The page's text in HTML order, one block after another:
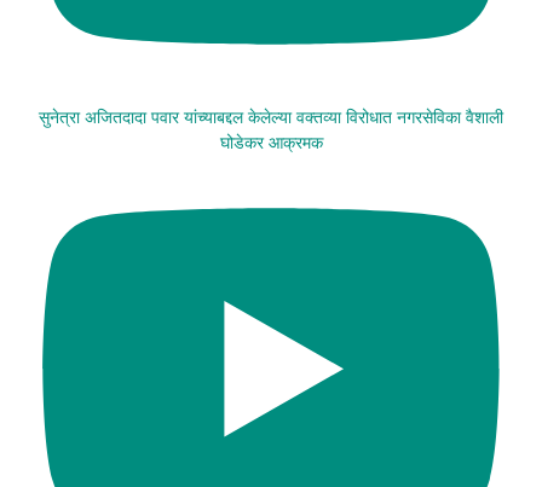
सुनेत्रा अजितदादा पवार यांच्याबद्दल केलेल्या वक्तव्या विरोधात नगरसेविका वैशाली
घोडेकर आक्रमक